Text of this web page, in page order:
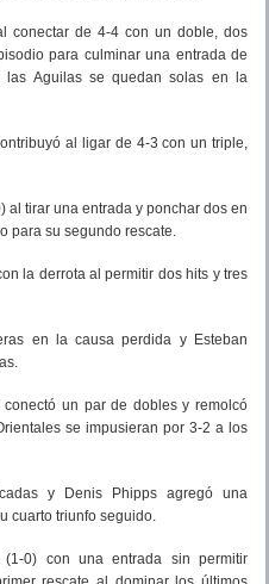
conectar de 4-4 con un doble, dos
para culminar una entrada de
las Aguilas se quedan solas en la
al ligar de 4-3 con un triple,
al tirar una entrada y ponchar dos en
para su segundo rescate.
la derrota al permitir dos hits y tres
en la causa perdida y Esteban
un par de dobles y remolcó
se impusieran por 3-2 a los
y Denis Phipps agregó una
cuarto triunfo seguido.
0) con una entrada sin permitir